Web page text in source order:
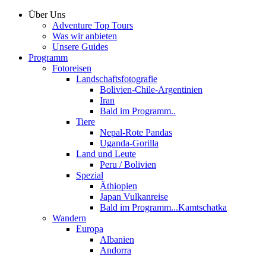
Über Uns
Adventure Top Tours
Was wir anbieten
Unsere Guides
Programm
Fotoreisen
Landschaftsfotografie
Bolivien-Chile-Argentinien
Iran
Bald im Programm..
Tiere
Nepal-Rote Pandas
Uganda-Gorilla
Land und Leute
Peru / Bolivien
Spezial
Äthiopien
Japan Vulkanreise
Bald im Programm...Kamtschatka
Wandern
Europa
Albanien
Andorra